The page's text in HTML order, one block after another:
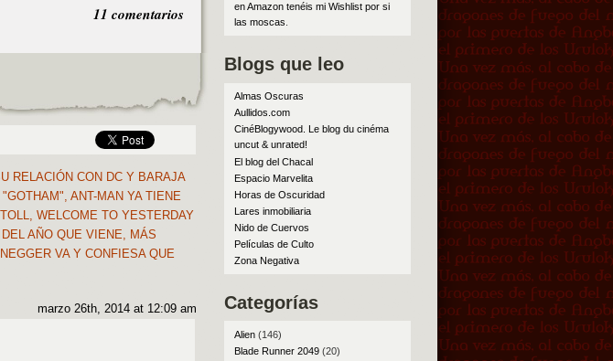
11 comentarios
RELACIÓN CON DC Y BARAJA
ANT-MAN YA TIENE
WELCOME TO YESTERDAY
AÑO QUE VIENE, MÁS
VA Y CONFIESA QUE
marzo 26th, 2014 at 12:09 am
en Amazon tenéis mi Wishlist por si
las moscas
Blogs que leo
Almas Oscuras
Aullidos.com
CinéBlogywood. Le blog du cinéma
uncut & unrated!
El blog del Chacal
Espacio Marvelita
Horas de Oscuridad
Lares inmobiliaria
Nido de Cuervos
Películas de Culto
Zona Negativa
Categorías
Alien(146)
Blade Runner 2049(20)